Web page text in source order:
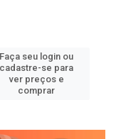
Faça seu login ou
cadastre-se para
ver preços e
comprar